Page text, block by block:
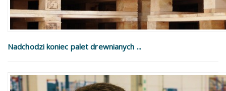
Nadchodzi koniec palet drewnianych ...